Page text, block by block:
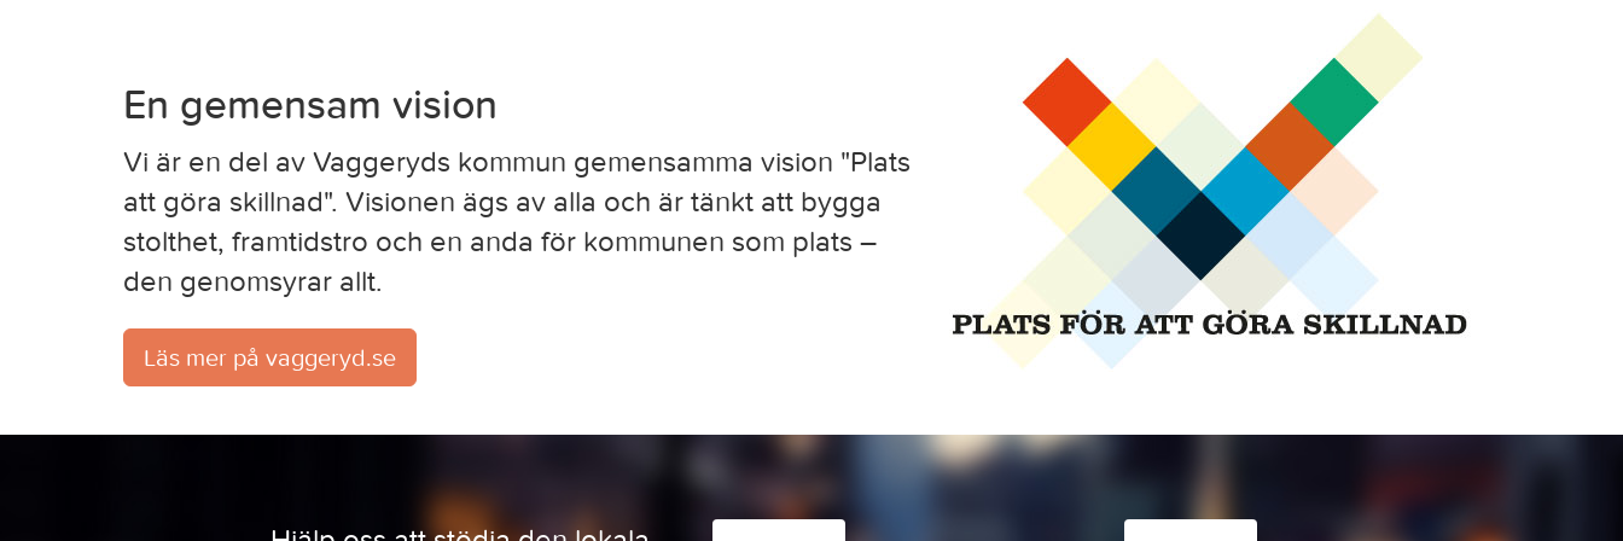
En gemensam vision
Vi är en del av Vaggeryds kommun gemensamma vision "Plats
att göra skillnad". Visionen ägs av alla och är tänkt att bygga
stolthet, framtidstro och en anda för kommunen som plats –
den genomsyrar allt.
Läs mer på vaggeryd.se